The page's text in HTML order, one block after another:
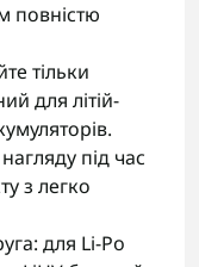
повністю
тільки
для літій-
під час
з легко
для Li-Po